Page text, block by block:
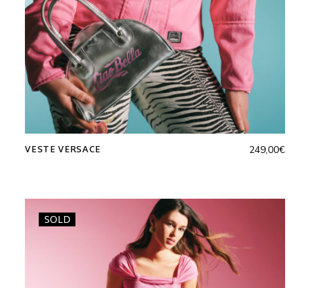
VESTE VERSACE 249,00€
SOLD